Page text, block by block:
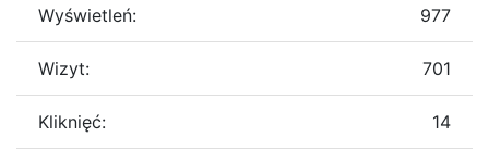
Wyświetleń: 977
Wizyt: 701
Kliknięć: 14